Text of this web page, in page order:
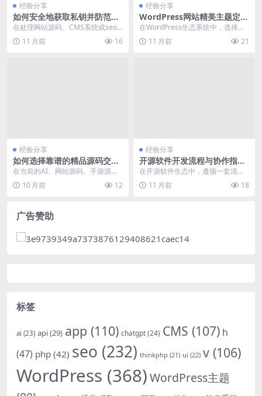
经验分享
如何安全地获取私钥并防范潜
在风险
在处理网站源码、CMS系统或seo
优化相关的任务时，获取私钥是访
问和操作关键资源...
11 月前 16
经验分享
WordPress网站精美主题定制
化开发与高级功能实现方法
在WordPress生态系统中，选择一
个精美的主题是提升网站视觉效果
和用户体验的...
11 月前 21
经验分享
如何选择靠谱的精品源码交易
平台
在当前的AI、网站源码、手游源
码、CMS、seo、程序、网站制
作、软件领域中，用...
10 月前 12
经验分享
开源软件开发流程与协作指
南：基于Git的版本控制与社区
贡献实践
在开源软件生态中，遵循一套清
晰、高效的软件开发流程与协作模
式是项目成功的关键。本...
11 月前 18
广告赞助
标签
ai (23) api(29) app (110) chatgpt(24) CMS (107) h
(47) php (42) seo (232) thinkphp (21) ui (22) v (106)
WordPress (368)WordPress主题